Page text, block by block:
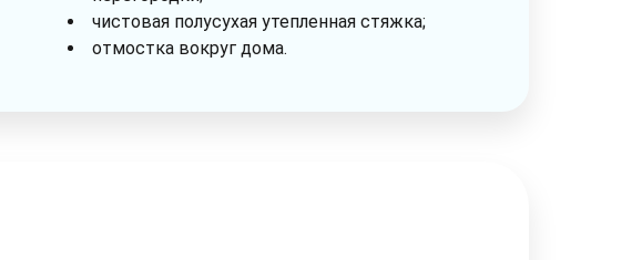
чистовая полусухая утепленная стяжка;
отмостка вокруг дома.